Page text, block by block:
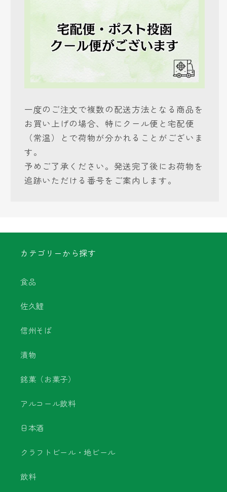
一度のご注文で複数の配送方法となる商品を
お買い上げの場合、特にクール便と宅配便
（常温）とで荷物が分かれることがございま
す。
予めご了承ください。発送完了後にお荷物を
追跡いただける番号をご案内します。
カテゴリーから探す
食品
佐久鯉
信州そば
漬物
銘菓（お菓子）
アルコール飲料
日本酒
クラフトビール・地ビール
飲料